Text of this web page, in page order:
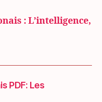
: L’intelligence,
PDF: Les